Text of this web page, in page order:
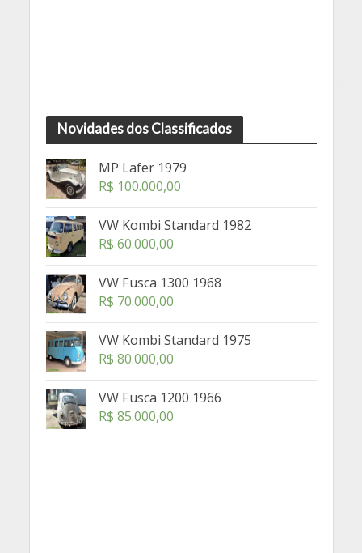
Novidades dos Classificados
MP Lafer 1979
R$ 100.000,00
VW Kombi Standard 1982
R$ 60.000,00
VW Fusca 1300 1968
R$ 70.000,00
VW Kombi Standard 1975
R$ 80.000,00
VW Fusca 1200 1966
R$ 85.000,00